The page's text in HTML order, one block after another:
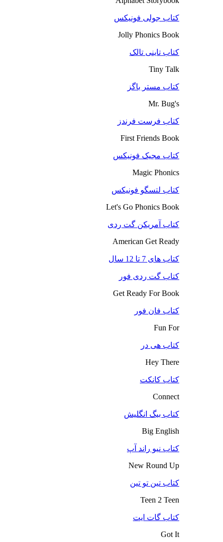
کتاب جولی فونیکس
Jolly Phonics Book
کتاب تاینی تالک
Tiny Talk
کتاب مستر باگز
Mr. Bug's
کتاب فرست فرندز
First Friends Book
کتاب مجیک فونیکس
Magic Phonics
کتاب لتسگو فونیکس
Let's Go Phonics Book
کتاب آمریکن گت ردی
American Get Ready
کتاب های 7 تا 12 سال
کتاب گت ردی فور
Get Ready For Book
کتاب فان فور
Fun For
کتاب هی در
Hey There
کتاب کانکت
Connect
کتاب بیگ انگلیش
Big English
کتاب نیو راند آپ
New Round Up
کتاب تین تو تین
Teen 2 Teen
کتاب گات ایت
Got It